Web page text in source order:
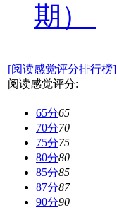
期）
[阅读感觉评分排行榜]
阅读感觉评分:
65分65
70分70
75分75
80分80
85分85
87分87
90分90